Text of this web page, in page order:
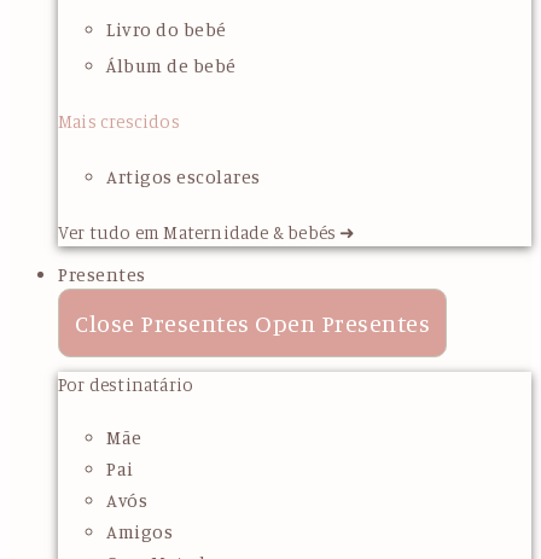
Livro do bebé
Álbum de bebé
Mais crescidos
Artigos escolares
Ver tudo em Maternidade & bebés ➜
Presentes
Close Presentes Open Presentes
Por destinatário
Mãe
Pai
Avós
Amigos